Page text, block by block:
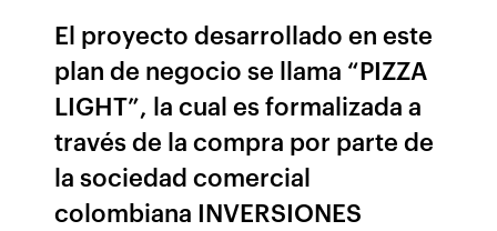
El proyecto desarrollado en este
plan de negocio se llama “PIZZA
LIGHT”, la cual es formalizada a
través de la compra por parte de
la sociedad comercial
colombiana INVERSIONES